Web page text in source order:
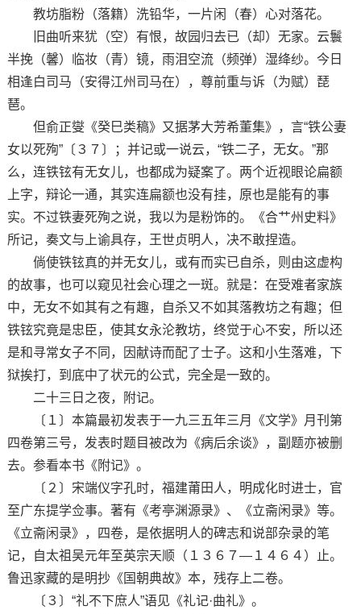
教坊脂粉（落籍）洗铅华，一片闲（春）心对落花。
旧曲听来犹（空）有恨，故园归去已（却）无家。云鬟
半挽（馨）临妆（青）镜，雨泪空流（频弹）湿绛纱。今日
相逢白司马（安得江州司马在），尊前重与诉（为赋）琵
琶。
但俞正燮《癸巳类稿》又据茅大芳希董集》，言“铁公妻
女以死殉”〔３７〕；并记或一说云，“铁二子，无女。”那
么，连铁铉有无女儿，也都成为疑案了。两个近视眼论扁额
上字，辩论一通，其实连扁额也没有挂，原也是能有的事
实。不过铁妻死殉之说，我以为是粉饰的。《合艹州史料》
所记，奏文与上谕具存，王世贞明人，决不敢捏造。
倘使铁铉真的并无女儿，或有而实已自杀，则由这虚构
的故事，也可以窥见社会心理之一斑。就是：在受难者家族
中，无女不如其有之有趣，自杀又不如其落教坊之有趣；但
铁铉究竟是忠臣，使其女永沦教坊，终觉于心不安，所以还
是和寻常女子不同，因献诗而配了士子。这和小生落难，下
狱挨打，到底中了状元的公式，完全是一致的。
二十三日之夜，附记。
〔１〕本篇最初发表于一九三五年三月《文学》月刊第
四卷第三号，发表时题目被改为《病后余谈》，副题亦被删
去。参看本书《附记》。
〔２〕宋端仪字孔时，福建莆田人，明成化时进士，官
至广东提学佥事。著有《考亭渊源录》、《立斋闲录》等。
《立斋闲录》，四卷，是依据明人的碑志和说部杂录的笔
记，自太祖吴元年至英宗天顺（１３６７—１４６４）止。
鲁迅家藏的是明抄《国朝典故》本，残存上二卷。
〔３〕“礼不下庶人”语见《礼记·曲礼》。